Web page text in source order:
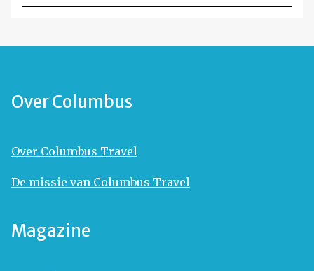
Over Columbus
Over Columbus Travel
De missie van Columbus Travel
Magazine